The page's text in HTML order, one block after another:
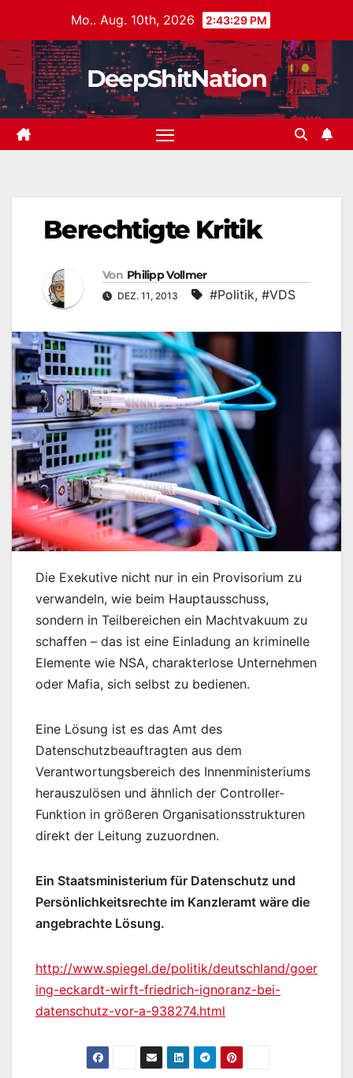
springen
Mo.. Aug. 10th, 2026 2:43:30 PM
DeepShitNation
Berechtigte Kritik
Von Philipp Vollmer
DEZ. 11, 2013 #Politik, #VDS
Die Exekutive nicht nur in ein Provisorium zu
verwandeln, wie beim Hauptausschuss,
sondern in Teilbereichen ein Machtvakuum zu
schaffen – das ist eine Einladung an kriminelle
Elemente wie NSA, charakterlose Unternehmen
oder Mafia, sich selbst zu bedienen.
Eine Lösung ist es das Amt des
Datenschutzbeauftragten aus dem
Verantwortungsbereich des Innenministeriums
herauszulösen und ähnlich der Controller-
Funktion in größeren Organisationsstrukturen
direkt der Leitung zuzuordnen.
Ein Staatsministerium für Datenschutz und
Persönlichkeitsrechte im Kanzleramt wäre die
angebrachte Lösung.
http://www.spiegel.de/politik/deutschland/goer
ing-eckardt-wirft-friedrich-ignoranz-bei-
datenschutz-vor-a-938274.html